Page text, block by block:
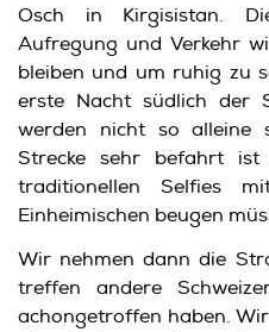
Osch in Kirgisistan.
Aufregung und Verkehr
bleiben und um ruhig zu
erste Nacht südlich der
werden nicht so alleine
Strecke sehr befahrt
traditionellen Selfies
Einheimischen beugen
Wir nehmen dann die
treffen andere
achongetroffen haben.